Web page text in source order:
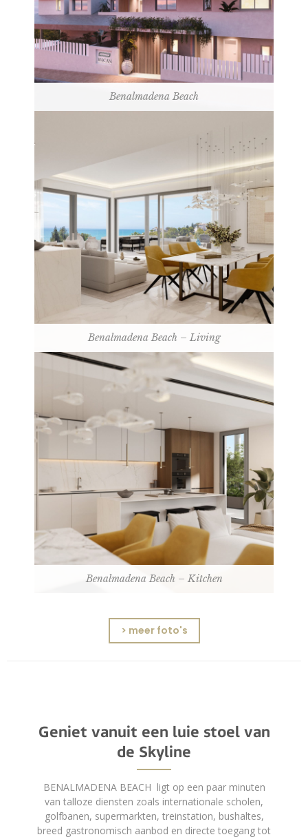
Benalmadena Beach
Benalmadena Beach – Living
Benalmadena Beach – Kitchen
> meer foto's
Geniet vanuit een luie stoel van
de Skyline
BENALMADENA BEACH ligt op een paar minuten
van talloze diensten zoals internationale scholen,
golfbanen, supermarkten, treinstation, bushaltes,
breed gastronomisch aanbod en directe toegang tot